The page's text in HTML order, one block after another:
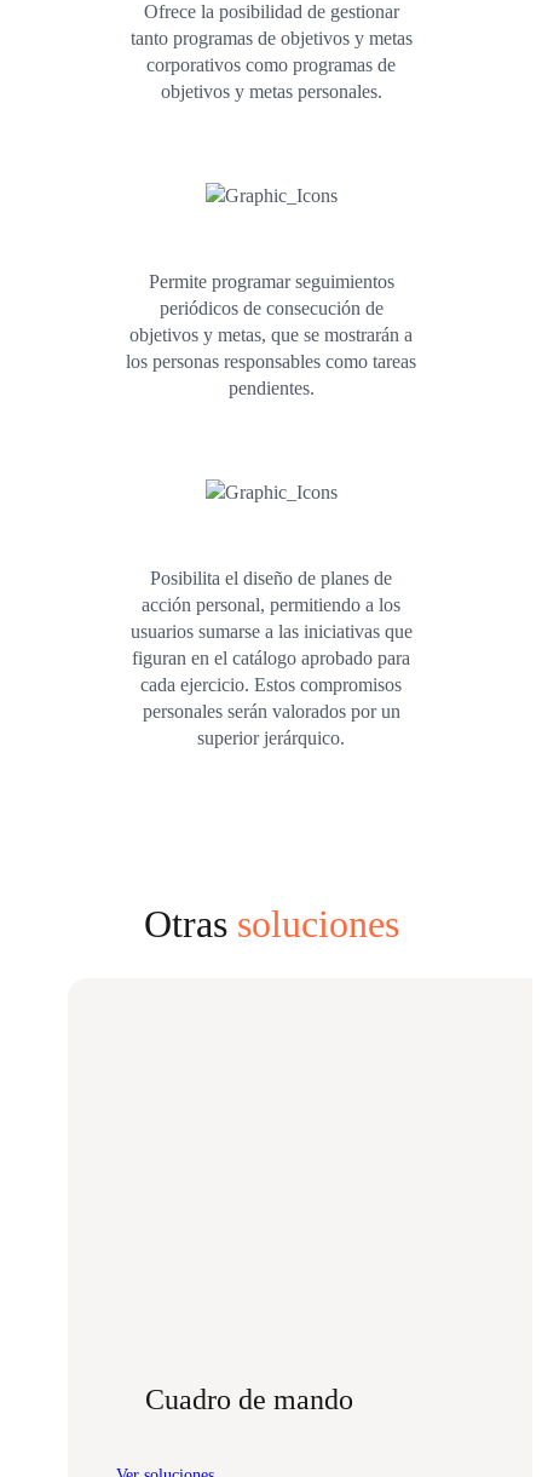
Ofrece la posibilidad de gestionar
tanto programas de objetivos y metas
corporativos como programas de
objetivos y metas personales.
Permite programar seguimientos
periódicos de consecución de
objetivos y metas, que se mostrarán a
los personas responsables como tareas
pendientes.
Posibilita el diseño de planes de
acción personal, permitiendo a los
usuarios sumarse a las iniciativas que
figuran en el catálogo aprobado para
cada ejercicio. Estos compromisos
personales serán valorados por un
superior jerárquico.
Otras soluciones
Cuadro de mando